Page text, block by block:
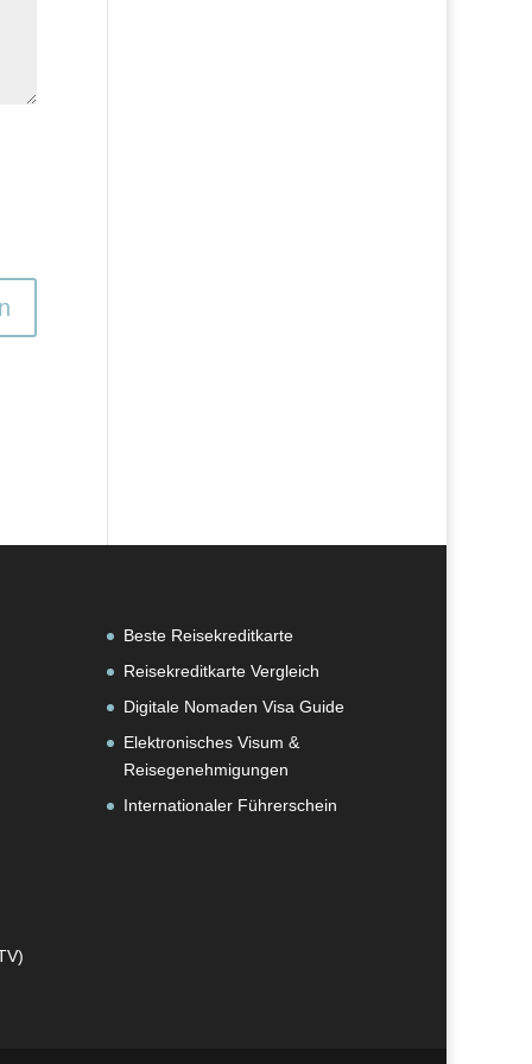
Beste Reisekreditkarte
Reisekreditkarte Vergleich
Digitale Nomaden Visa Guide
Elektronisches Visum &
Reisegenehmigungen
Internationaler Führerschein